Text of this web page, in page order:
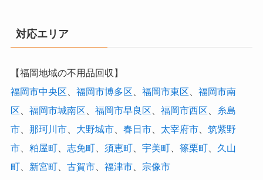
対応エリア
【福岡地域の不用品回収】
福岡市中央区
福岡市博多区 福岡市東区
福岡市南
区
福岡市城南区 福岡市早良区 福岡市西区
糸島
市、 那珂川市、 大野城市、 春日市、 太宰府市、 筑紫野
市、 粕屋町、 志免町、 須恵町、 宇美町、 篠栗町、 久山
町、 新宮町、 古賀市、 福津市、 宗像市